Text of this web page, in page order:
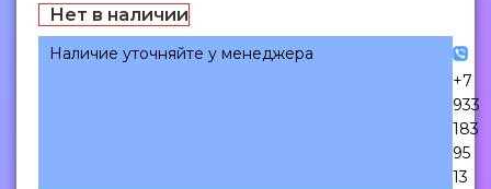
Нет в наличии
Наличие уточняйте у менеджера
+7
933
183
95
13